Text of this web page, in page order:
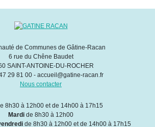
de Communes de Gâtine-Racan
6 rue du Chêne Baudet
SAINT-ANTOINE-DU-ROCHER
29 81 00 - accueil@gatine-racan.fr
Nous contacter
8h30 à 12h00 et de 14h00 à 17h15
Mardi de 8h30 à 12h00
de 8h30 à 12h00 et de 14h00 à 17h15